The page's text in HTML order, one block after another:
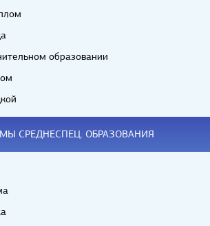
образовании
СРЕДНЕСПЕЦ. ОБРАЗОВАНИЯ